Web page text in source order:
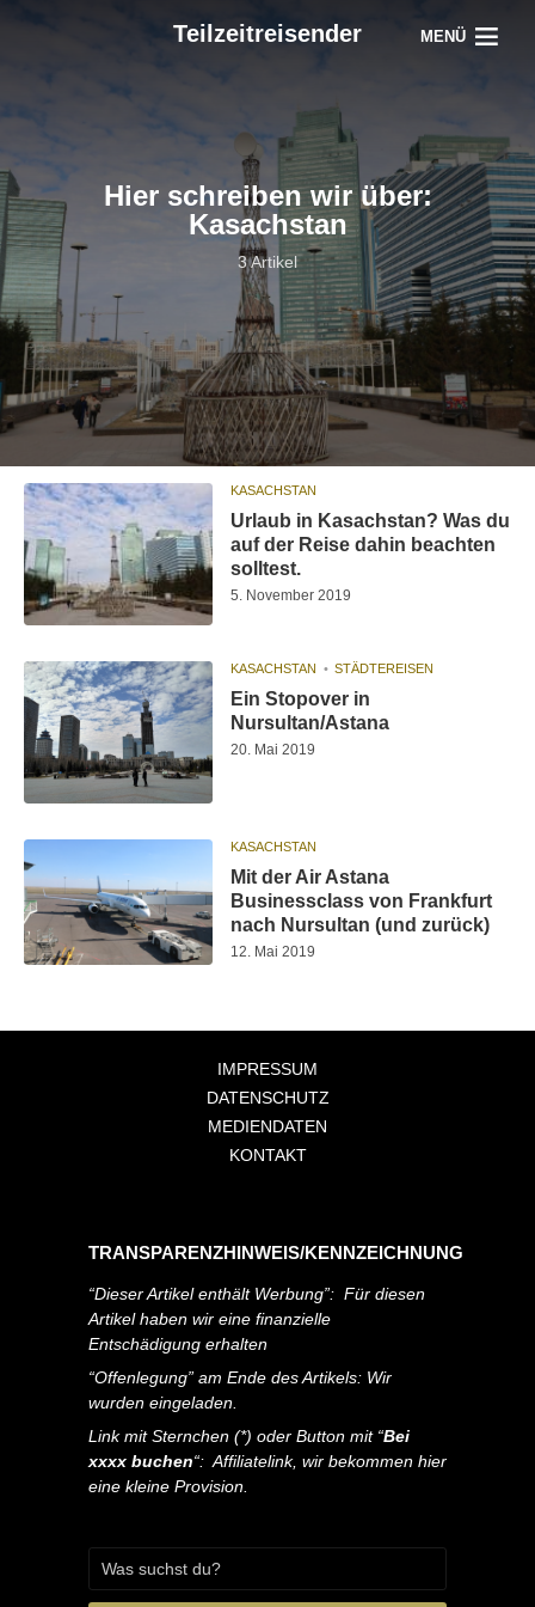
Teilzeitreisender MENÜ
Hier schreiben wir über:
Kasachstan
3 Artikel
KASACHSTAN
Urlaub in Kasachstan? Was du
auf der Reise dahin beachten
solltest.
5. November 2019
KASACHSTAN STÄDTEREISEN
Ein Stopover in
Nursultan/Astana
20. Mai 2019
KASACHSTAN
Mit der Air Astana
Businessclass von Frankfurt
nach Nursultan (und zurück)
12. Mai 2019
IMPRESSUM
DATENSCHUTZ
MEDIENDATEN
KONTAKT
TRANSPARENZHINWEIS/KENNZEICHNUNG
“Dieser Artikel enthält Werbung”: Für diesen
Artikel haben wir eine finanzielle
Entschädigung erhalten
“Offenlegung” am Ende des Artikels: Wir
wurden eingeladen.
Link mit Sternchen (*) oder Button mit “Bei
xxxx buchen“: Affiliatelink, wir bekommen hier
eine kleine Provision.